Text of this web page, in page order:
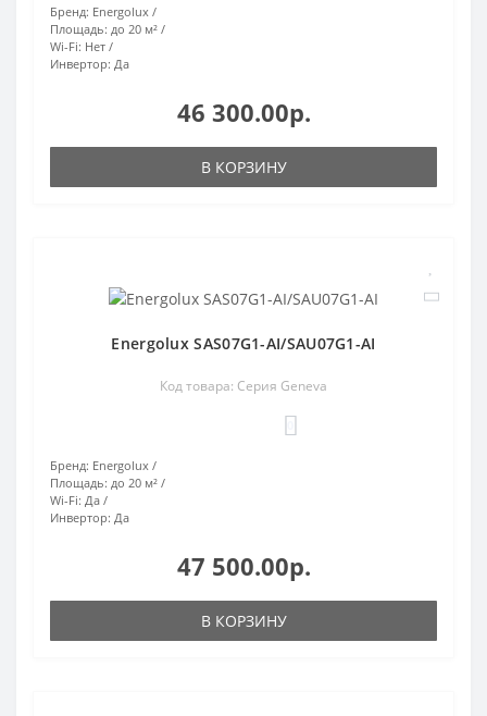
Бренд: Energolux
Площадь: до 20 м²
Wi-Fi: Нет
Инвертор: Да
46 300.00р.
В КОРЗИНУ
Energolux SAS07G1-AI/SAU07G1-AI
Код товара: Серия Geneva
Бренд: Energolux
Площадь: до 20 м²
Wi-Fi: Да
Инвертор: Да
47 500.00р.
В КОРЗИНУ